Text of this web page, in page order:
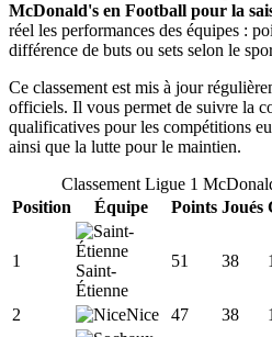
McDonald's en Football pour la
réel les performances des équipes :
différence de buts ou sets selon le
Ce classement est mis à jour
officiels. Il vous permet de suivre la
qualificatives pour les compétitions
ainsi que la lutte pour le maintien.
Classement Ligue 1
Position
Équipe Points Joués
1
Saint-
Étienne
51 38
2 Nice 47 38